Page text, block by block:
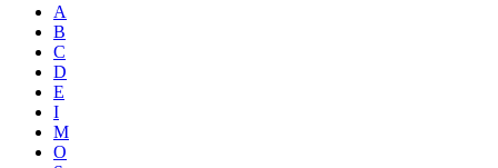
A
B
C
D
E
I
M
O